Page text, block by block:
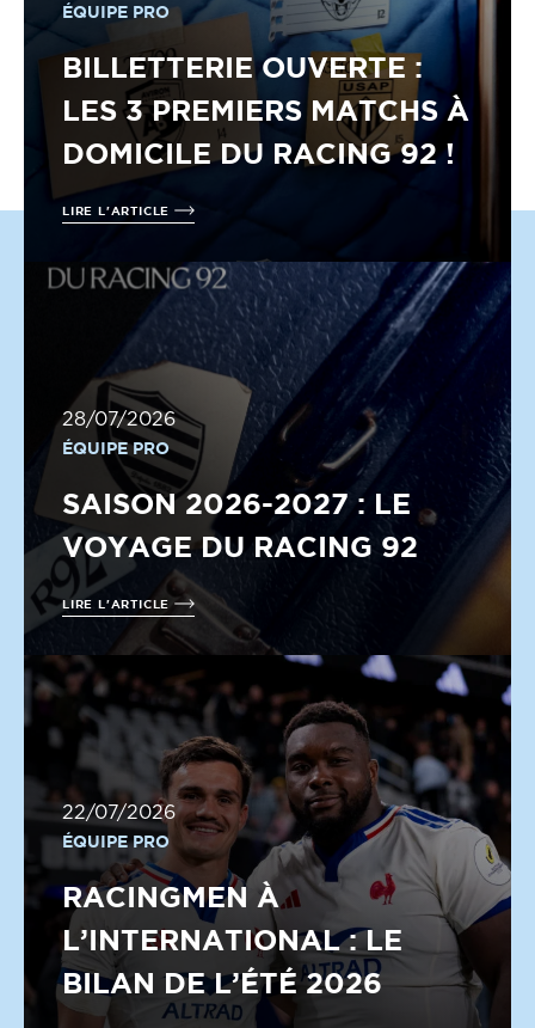
ÉQUIPE PRO
BILLETTERIE OUVERTE :
LES 3 PREMIERS MATCHS À
DOMICILE DU RACING 92 !
LIRE L'ARTICLE
28/07/2026
ÉQUIPE PRO
SAISON 2026-2027 : LE
VOYAGE DU RACING 92
LIRE L'ARTICLE
22/07/2026
ÉQUIPE PRO
RACINGMEN À
L’INTERNATIONAL : LE
BILAN DE L’ÉTÉ 2026